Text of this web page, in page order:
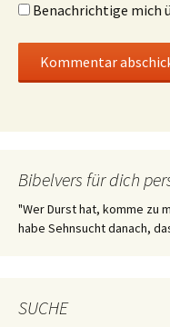
Benachrichtige mich
Bibelvers für dich
"Wer Durst hat, komme zu
habe Sehnsucht danach,
SUCHE